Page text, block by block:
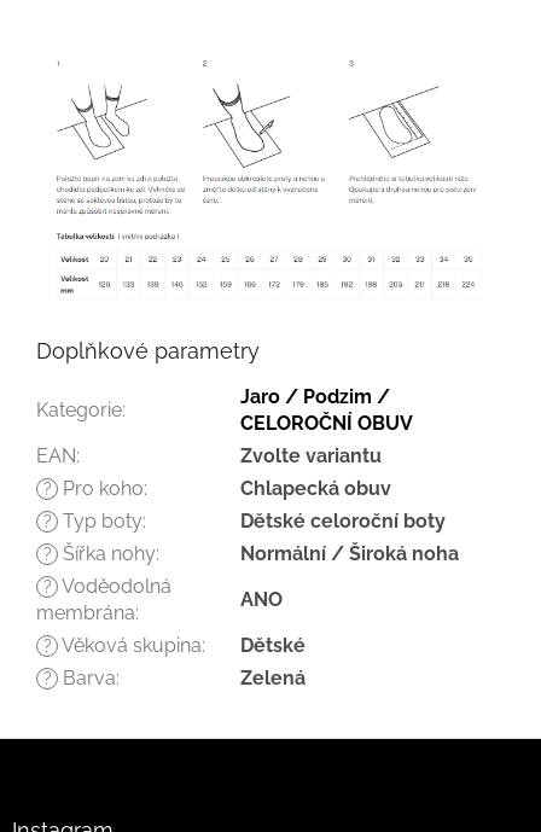
Doplňkové parametry
Kategorie:
Jaro / Podzim /
CELOROČNÍ OBUV
EAN: Zvolte variantu
? Pro koho: Chlapecká obuv
? Typ boty: Dětské celoroční boty
? Šířka nohy: Normální / Široká noha
? Voděodolná
membrána:
ANO
? Věková skupina: Dětské
? Barva: Zelená